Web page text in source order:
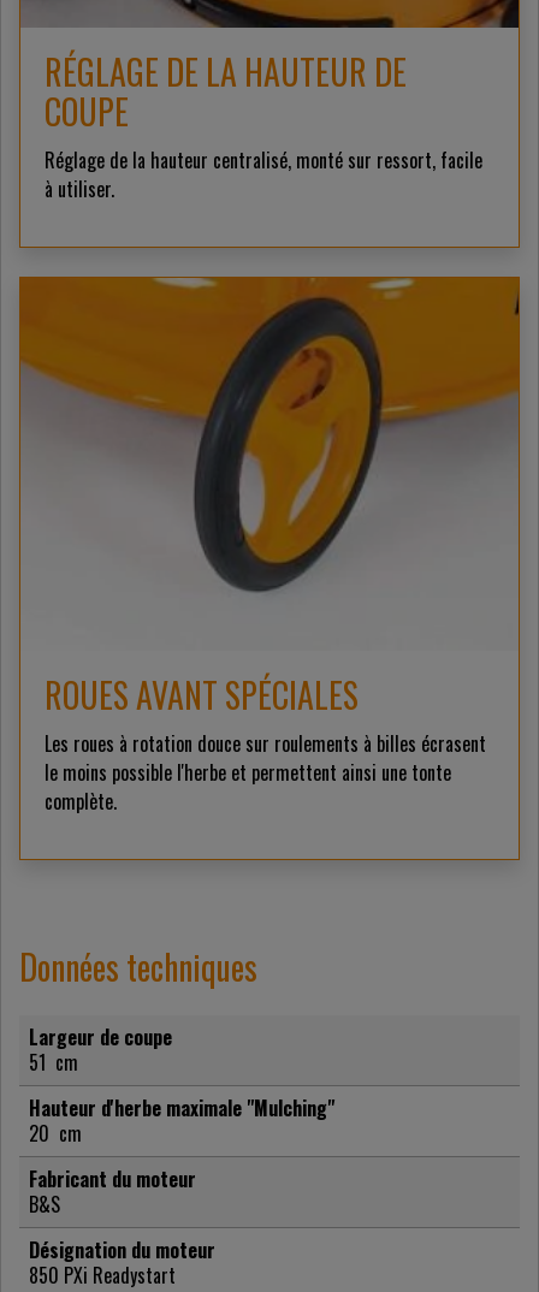
RÉGLAGE DE LA HAUTEUR DE
COUPE
Réglage de la hauteur centralisé, monté sur ressort, facile
à utiliser.
ROUES AVANT SPÉCIALES
Les roues à rotation douce sur roulements à billes écrasent
le moins possible l'herbe et permettent ainsi une tonte
complète.
Données techniques
Largeur de coupe
51 cm
Hauteur d'herbe maximale "Mulching"
20 cm
Fabricant du moteur
B&S
Désignation du moteur
850 PXi Readystart